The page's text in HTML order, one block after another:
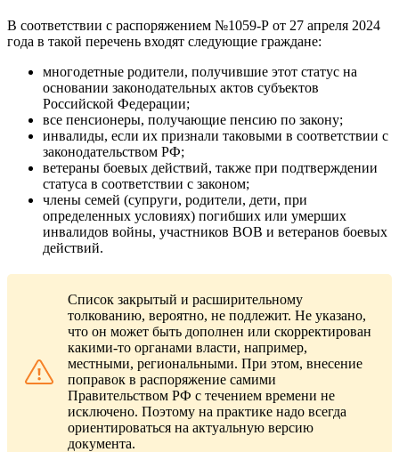
В соответствии с распоряжением №1059-Р от 27 апреля 2024
года в такой перечень входят следующие граждане:
многодетные родители, получившие этот статус на
основании законодательных актов субъектов
Российской Федерации;
все пенсионеры, получающие пенсию по закону;
инвалиды, если их признали таковыми в соответствии с
законодательством РФ;
ветераны боевых действий, также при подтверждении
статуса в соответствии с законом;
члены семей (супруги, родители, дети, при
определенных условиях) погибших или умерших
инвалидов войны, участников ВОВ и ветеранов боевых
действий.
Список закрытый и расширительному
толкованию, вероятно, не подлежит. Не указано,
что он может быть дополнен или скорректирован
какими-то органами власти, например,
местными, региональными. При этом, внесение
поправок в распоряжение самими
Правительством РФ с течением времени не
исключено. Поэтому на практике надо всегда
ориентироваться на актуальную версию
документа.